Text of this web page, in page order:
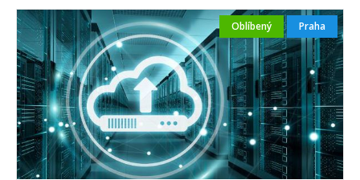
Oblíbený Praha